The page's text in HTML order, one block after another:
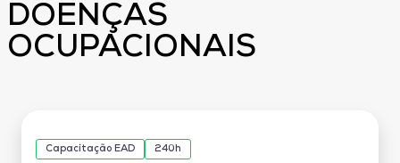
DOENÇAS
OCUPACIONAIS
Capacitação EAD 240h